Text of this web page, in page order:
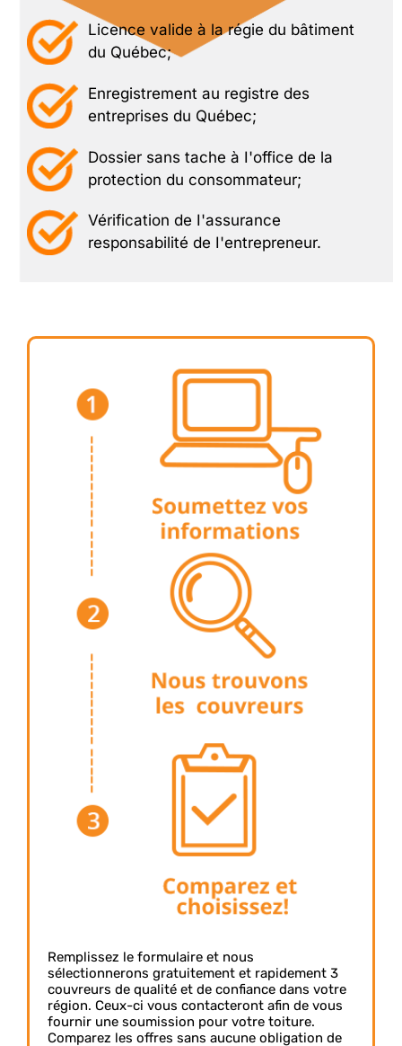
Licence valide à la régie du bâtiment
du Québec;
Enregistrement au registre des
entreprises du Québec;
Dossier sans tache à I'office de la
protection du consommateur;
Vérification de I'assurance
responsabilité de I'entrepreneur.
Remplissez le formulaire et nous
sélectionnerons gratuitement et rapidement 3
couvreurs de qualité et de confiance dans votre
région. Ceux-ci vous contacteront afin de vous
fournir une soumission pour votre toiture.
Comparez les offres sans aucune obligation de